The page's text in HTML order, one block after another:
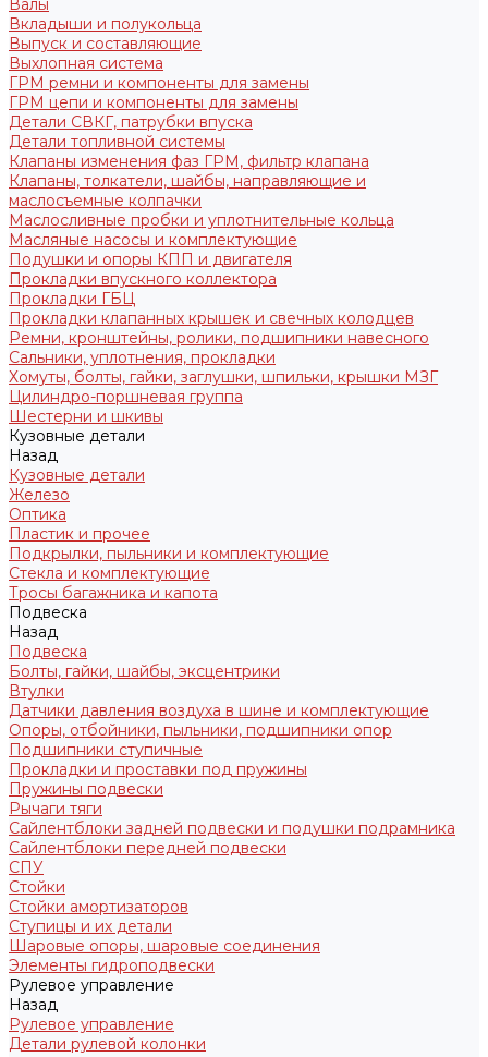
Валы
Вкладыши и полукольца
Выпуск и составляющие
Выхлопная система
ГРМ ремни и компоненты для замены
ГРМ цепи и компоненты для замены
Детали СВКГ, патрубки впуска
Детали топливной системы
Клапаны изменения фаз ГРМ, фильтр клапана
Клапаны, толкатели, шайбы, направляющие и
маслосъемные колпачки
Маслосливные пробки и уплотнительные кольца
Масляные насосы и комплектующие
Подушки и опоры КПП и двигателя
Прокладки впускного коллектора
Прокладки ГБЦ
Прокладки клапанных крышек и свечных колодцев
Ремни, кронштейны, ролики, подшипники навесного
Сальники, уплотнения, прокладки
Хомуты, болты, гайки, заглушки, шпильки, крышки МЗГ
Цилиндро-поршневая группа
Шестерни и шкивы
Кузовные детали
Назад
Кузовные детали
Железо
Оптика
Пластик и прочее
Подкрылки, пыльники и комплектующие
Стекла и комплектующие
Тросы багажника и капота
Подвеска
Назад
Подвеска
Болты, гайки, шайбы, эксцентрики
Втулки
Датчики давления воздуха в шине и комплектующие
Опоры, отбойники, пыльники, подшипники опор
Подшипники ступичные
Прокладки и проставки под пружины
Пружины подвески
Рычаги тяги
Сайлентблоки задней подвески и подушки подрамника
Сайлентблоки передней подвески
СПУ
Стойки
Стойки амортизаторов
Ступицы и их детали
Шаровые опоры, шаровые соединения
Элементы гидроподвески
Рулевое управление
Назад
Рулевое управление
Детали рулевой колонки